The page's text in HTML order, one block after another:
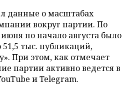
данные о масштабах
вокруг партии. По
по начало августа было
51,5 тыс. публикаций,
При этом, как отмечает
партии активно ведется в
и Telegram.